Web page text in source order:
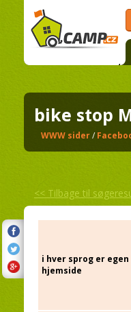
bike stop
WWW sider/
<< Tilbage til
i hver sprog er egen
hjemside